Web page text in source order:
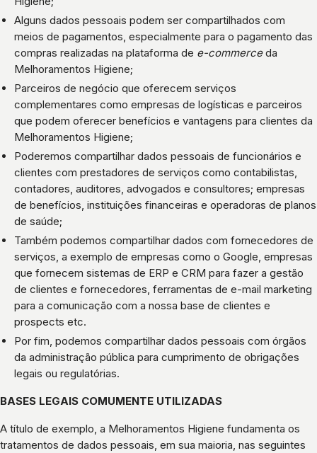
Alguns dados pessoais podem ser compartilhados com
meios de pagamentos, especialmente para o pagamento das
compras realizadas na plataforma de e-commerceda
Melhoramentos Higiene;
Parceiros de negócio que oferecem serviços
complementares como empresas de logísticas e parceiros
que podem oferecer benefícios e vantagens para clientes da
Melhoramentos Higiene;
Poderemos compartilhar dados pessoais de funcionários e
clientes com prestadores de serviços como contabilistas,
contadores, auditores, advogados e consultores; empresas
de benefícios, instituições financeiras e operadoras de planos
de saúde;
Também podemos compartilhar dados com fornecedores de
serviços, a exemplo de empresas como o Google, empresas
que fornecem sistemas de ERP e CRM para fazer a gestão
de clientes e fornecedores, ferramentas de e-mail marketing
para a comunicação com a nossa base de clientes e
prospects etc.
Por fim, podemos compartilhar dados pessoais com órgãos
da administração pública para cumprimento de obrigações
legais ou regulatórias.
BASES LEGAIS COMUMENTE UTILIZADAS
A título de exemplo, a Melhoramentos Higiene fundamenta os
tratamentos de dados pessoais, em sua maioria, nas seguintes